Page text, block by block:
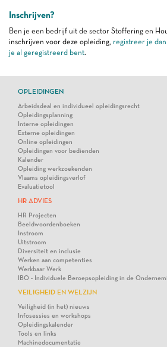
Inschrijven?
Ben je een bedrijf uit de sector Stoffering en
inschrijven voor deze opleiding, registreer je
je al geregistreerd bent.
OPLEIDINGEN
Arbeidsdeal en individueel opleidingsrecht
Opleidingsplanning
Interne opleidingen
Externe opleidingen
Online opleidingen
Opleidingen voor bedienden
Kalender
Opleiding werkzoekenden
Vlaams opleidingsverlof
Evaluatietool
HR ADVIES
HR Projecten
Beeldwoordenboeken
Instroom
Uitstroom
Diversiteit en inclusie
Werken aan competenties
Werkbaar Werk
IBO - Individuele Beroepsopleiding in de
VEILIGHEID EN WELZIJN
Veiligheid (in het) nieuws
Infosessies en workshops
Opleidingskalender
Tools en links
Machinedocumentatie